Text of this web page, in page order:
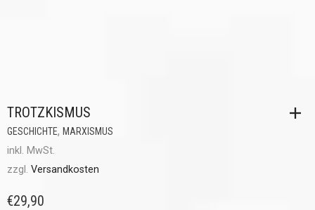
TROTZKISMUS
GESCHICHTE, MARXISMUS
inkl. MwSt.
zzgl. Versandkosten
€29,90